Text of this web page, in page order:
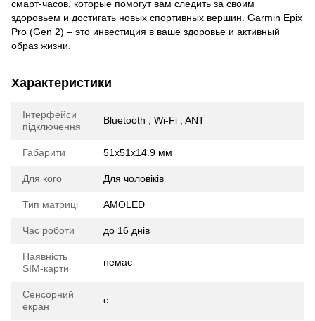
смарт-часов, которые помогут вам следить за своим
здоровьем и достигать новых спортивных вершин. Garmin Epix
Pro (Gen 2) – это инвестиция в ваше здоровье и активный
образ жизни.
Характеристики
Інтерфейси
підключення
Bluetooth , Wi-Fi , ANT
Габарити 51x51x14.9 мм
Для кого Для чоловіків
Тип матриці AMOLED
Час роботи до 16 днів
Наявність
SIM-карти
немає
Сенсорний
екран
є